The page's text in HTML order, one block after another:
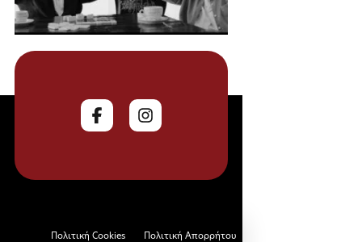
Πολιτική Cookies Πολιτική Απορρήτου